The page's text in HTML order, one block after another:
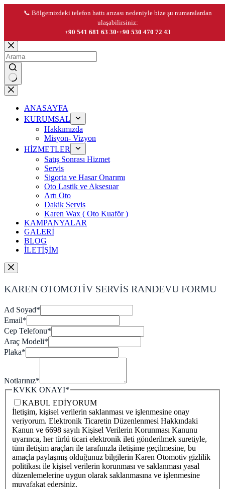
📞 Bölgemizdeki telefon hattı arızası nedeniyle bize şu numaralardan
ulaşabilirsiniz:
+90 541 681 63 30•+90 530 470 72 43
Skip
to
content
No
results
ANASAYFA
KURUMSAL
Hakkımızda
Misyon- Vizyon
HİZMETLER
Satış Sonrası Hizmet
Servis
Sigorta ve Hasar Onarımı
Oto Lastik ve Aksesuar
Artı Oto
Dakik Servis
Karen Wax ( Oto Kuaför )
KAMPANYALAR
GALERİ
BLOG
İLETİŞİM
KAREN OTOMOTİV SERVİS RANDEVU FORMU
Ad Soyad*
Email*
Cep Telefonu*
Araç Modeli*
Plaka*
Notlarınız*
KVKK ONAYI*
KABUL EDİYORUM
İletişim, kişisel verilerin saklanması ve işlenmesine onay
veriyorum. Elektronik Ticaretin Düzenlenmesi Hakkındaki
Kanun ve 6698 sayılı Kişisel Verilerin Korunması Kanunu
uyarınca, her türlü ticari elektronik ileti gönderilmek suretiyle,
tüm iletişim araçları ile tarafınızla iletişime geçilmesine, bu
amaçla paylaşmış olduğunuz bilgilerin Karen Otomotiv gizlilik
politikası ile kişisel verilerin korunması ve saklanması yasal
düzenlemelerine uygun olarak saklanmasına ve işlenmesine
muvafakat edersiniz.